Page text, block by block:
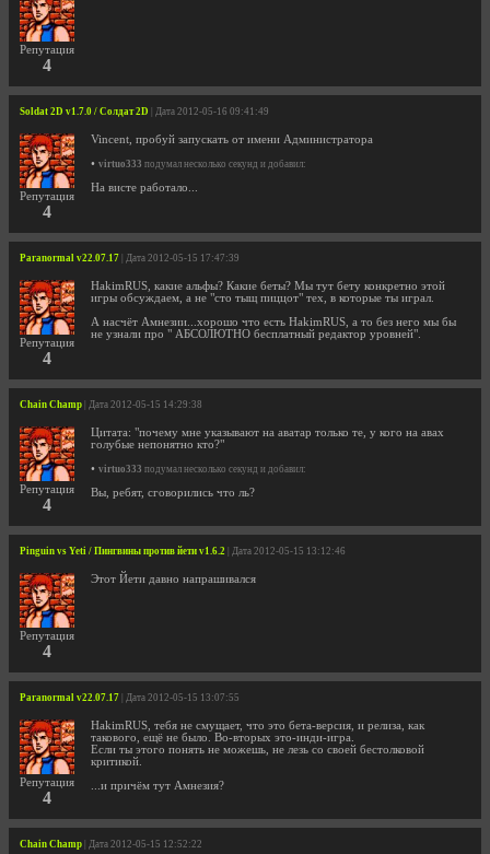
Репутация
4
Soldat 2D v1.7.0 / Солдат 2D | Дата 2012-05-16 09:41:49
Репутация
4
Vincent, пробуй запускать от имени Администратора
• virtuo333 подумал несколько секунд и добавил:
На висте работало...
Paranormal v22.07.17 | Дата 2012-05-15 17:47:39
Репутация
4
HakimRUS, какие альфы? Какие беты? Мы тут бету конкретно этой
игры обсуждаем, а не "сто тыщ пиццот" тех, в которые ты играл.
А насчёт Амнезии...хорошо что есть HakimRUS, а то без него мы бы
не узнали про " АБСОЛЮТНО бесплатный редактор уровней".
Chain Champ | Дата 2012-05-15 14:29:38
Репутация
4
Цитата: "почему мне указывают на аватар только те, у кого на авах
голубые непонятно кто?"
• virtuo333 подумал несколько секунд и добавил:
Вы, ребят, сговорились что ль?
Pinguin vs Yeti / Пингвины против йети v1.6.2 | Дата 2012-05-15 13:12:46
Репутация
4
Этот Йети давно напрашивался
Paranormal v22.07.17 | Дата 2012-05-15 13:07:55
Репутация
4
HakimRUS, тебя не смущает, что это бета-версия, и релиза, как
такового, ещё не было. Во-вторых это-инди-игра.
Если ты этого понять не можешь, не лезь со своей бестолковой
критикой.
...и причём тут Амнезия?
Chain Champ | Дата 2012-05-15 12:52:22